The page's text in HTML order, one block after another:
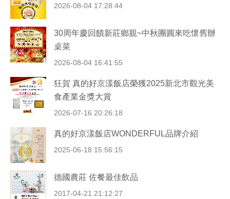
2026-08-04 17:28:44
30周年慶回饋新莊鄉親~中秋團圓來吃懷舊辦
桌菜
2026-08-04 16:41:55
狂賀 真的好京漾飯店榮獲2025新北市觀光美
食產業金獎大賞
2026-07-16 20:26:18
真的好京漾飯店WONDERFUL品牌介紹
2025-06-18 15:56:15
德國農莊 佐餐最佳飲品
2017-04-21 21:12:27